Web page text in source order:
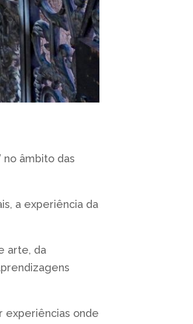
no âmbito das
a experiência da
arte, da
experiências onde